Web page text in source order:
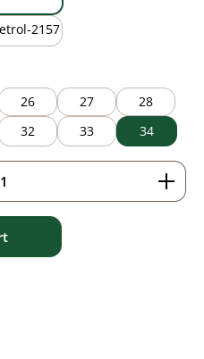
26 27
28
32 33 34
desired amount or